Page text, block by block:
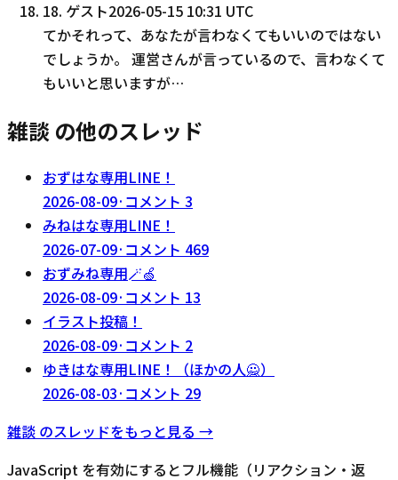
18. ゲスト2026-05-15 10:31 UTC
てかそれって、あなたが言わなくてもいいのではない
でしょうか。 運営さんが言っているので、言わなくて
もいいと思いますが…
雑談 の他のスレッド
おずはな専用LINE！
2026-08-09· コメント 3
みねはな専用LINE！
2026-07-09· コメント 469
おずみね専用🪄🍏
2026-08-09· コメント 13
イラスト投稿！
2026-08-09· コメント 2
ゆきはな専用LINE！（ほかの人🙅）
2026-08-03· コメント 29
雑談 のスレッドをもっと見る →
JavaScript を有効にするとフル機能（リアクション・返